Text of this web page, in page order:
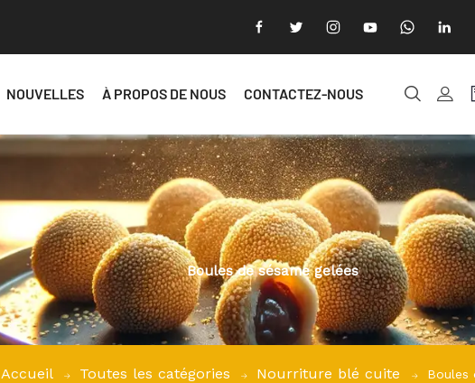
NOUVELLES À PROPOS DE NOUS CONTACTEZ-NOUS
Boules de sésame gelées
Accueil Toutes les catégories Nourriture blé cuite
Boules